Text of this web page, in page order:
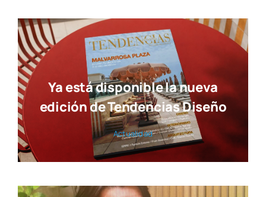
Ya está disponible la nueva
edición de Tendencias Diseño
Actua­li­dad